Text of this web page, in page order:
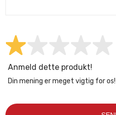
Anmeld dette produkt!
Din mening er meget vigtig for os!